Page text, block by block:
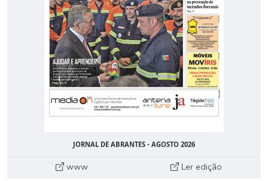
JORNAL DE ABRANTES - AGOSTO 2026
www Ler edição